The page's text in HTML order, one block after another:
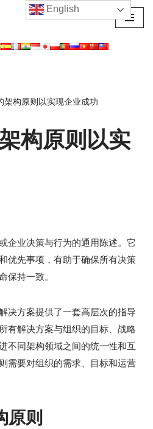
架构原则以实现企业成功
构原则以实
企业决策与行为的通用陈述。它
优先事项，有助于确保所有决策
保持一致。
决方案提供了一套高层次的指导
有解决方案与组织的目标、战略
不同架构领域之间的统一性和互
需要对组织的需求、目标和运营
原则
English